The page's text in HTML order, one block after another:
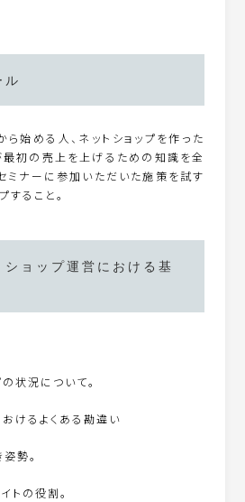
ル
ら始める人、ネットショップを作った
初の売上を上げるための知識を全
ミナーに参加いただいた施策を試す
すること。
ショップ運営における基
状況について。
おけるよくある勘違い
勢。
トの役割。